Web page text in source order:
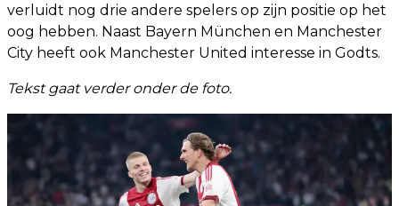
verluidt nog drie andere spelers op zijn positie op het
oog hebben. Naast Bayern München en Manchester
City heeft ook Manchester United interesse in Godts.
Tekst gaat verder onder de foto.